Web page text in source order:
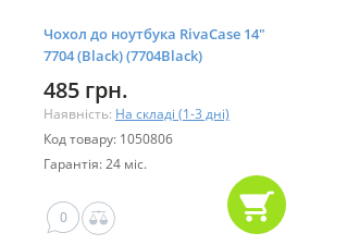
Чохол до ноутбука RivaCase 14"
7704 (Black) (7704Black)
485 грн.
Наявність: На складі (1-3 дні)
Код товару: 1050806
Гарантія: 24 міс.
0